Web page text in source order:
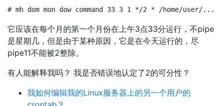
# mh dom mon dow command 33 3 1 */2 * /home/user/...
它应该在每个月的第一个月份在上午3点33分运行，不pipe
是星期几，但是由于某种原因，它是在今天运行的，尽
pipe11不能被2整除。
有人能解释我吗？ 我是否错误地认定了2的可分性？
我如何编辑我的Linux服务器上的另一个用户的